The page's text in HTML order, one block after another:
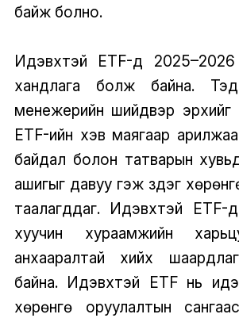
байж болно.
Идэвхтэй ETF-үүд
хандлага болж байна.
менежерийн шийдвэр эрхийг
ETF-ийн хэв маягаар
байдал болон татварын
ашигыг давуу гэж үздэг
таалагддаг. Идэвхтэй ETF-
хуучин хураамжийн
анхааралтай хийх
байна. Идэвхтэй ETF нь
хөрөнгө оруулалтын